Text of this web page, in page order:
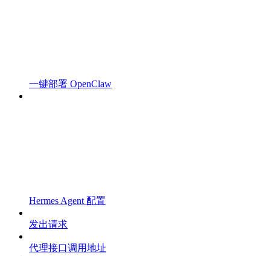
一键部署 OpenClaw
Hermes Agent 配置
发出请求
代理接口调用地址